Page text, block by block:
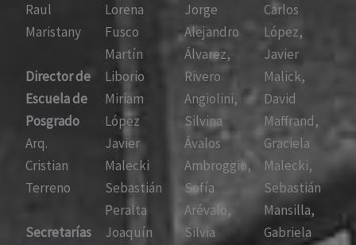
Raul
Maristany
Director de
Escuela de
Posgrado
Arq.
Cristian
Terreno
Secretarías
Lorena
Fusco
Martín
Liborio
Miriam
López
Javier
Malecki
Sebastián
Peralta
Joaquín
Jorge
Alejandro
Álvarez,
Rivero
Angiolini,
Silvina
Ávalos
Ambroggio,
Sofía
Arévalo,
Silvia
Carlos
López,
Javier
Malick,
David
Maffrand,
Graciela
Malecki,
Sebastián
Mansilla,
Gabriela